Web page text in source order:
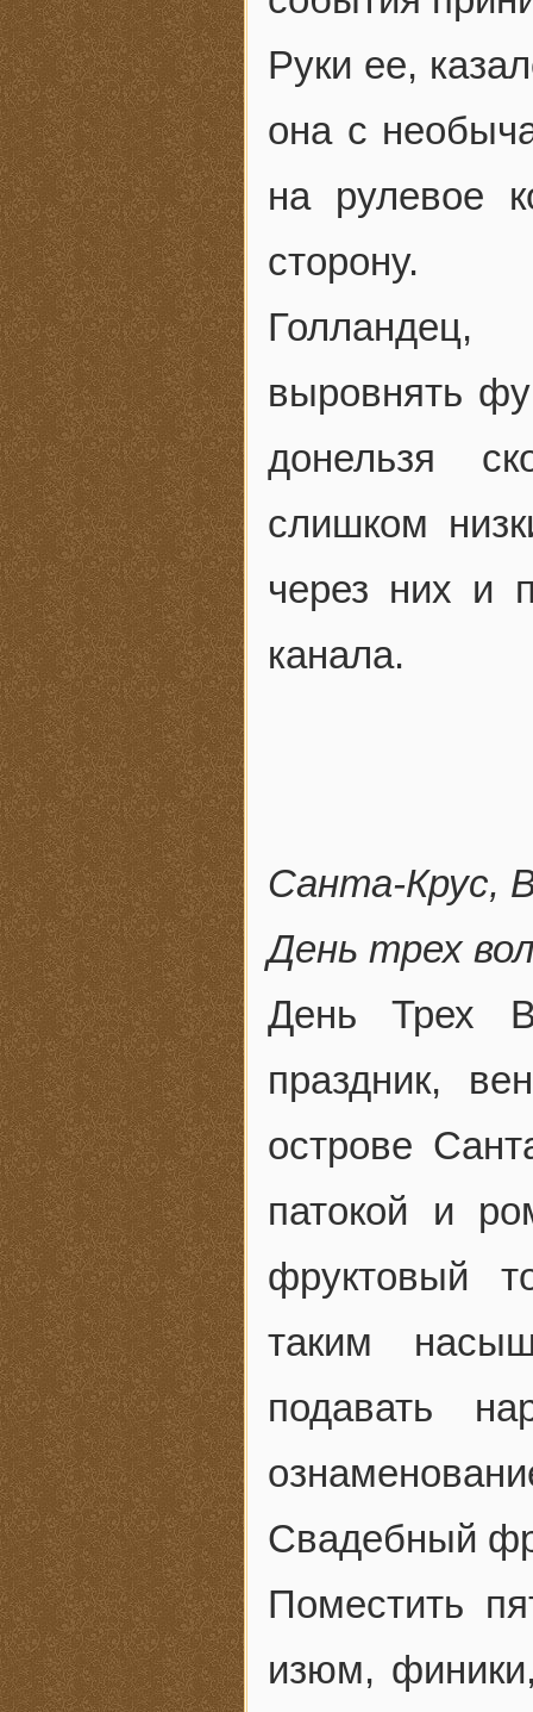
Руки ее,
она с
на рулевое
сторону.
Голландец,
выровнять
донельзя
слишком
через них и
канала.
Санта-Крус,
День трех
День Трех
праздник,
острове
патокой и
фруктовый
таким
подавать
Свадебный
Поместить
изюм,